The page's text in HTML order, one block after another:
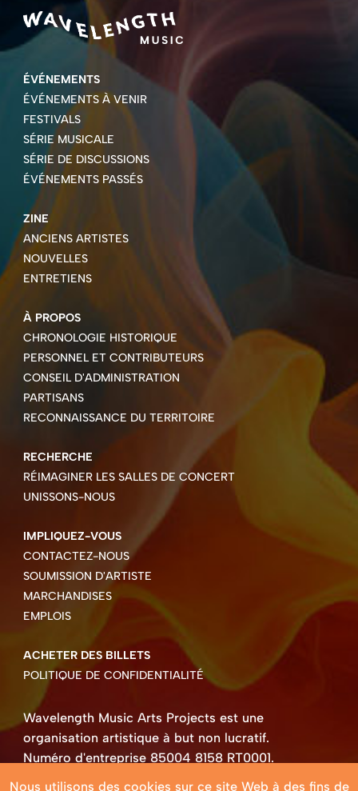
ÉVÉNEMENTS
ÉVÉNEMENTS À VENIR
FESTIVALS
SÉRIE MUSICALE
SÉRIE DE DISCUSSIONS
ÉVÉNEMENTS PASSÉS
ZINE
ANCIENS ARTISTES
NOUVELLES
ENTRETIENS
À PROPOS
CHRONOLOGIE HISTORIQUE
PERSONNEL ET CONTRIBUTEURS
CONSEIL D'ADMINISTRATION
PARTISANS
RECONNAISSANCE DU TERRITOIRE
RECHERCHE
RÉIMAGINER LES SALLES DE CONCERT
UNISSONS-NOUS
IMPLIQUEZ-VOUS
CONTACTEZ-NOUS
SOUMISSION D'ARTISTE
MARCHANDISES
EMPLOIS
ACHETER DES BILLETS
POLITIQUE DE CONFIDENTIALITÉ
Wavelength Music Arts Projects est une
organisation artistique à but non lucratif.
Numéro d'entreprise 85004 8158 RT0001.
Droits d'auteur ©2026 Wavelength Music Art
Nous utilisons des cookies sur ce site Web à des fins de